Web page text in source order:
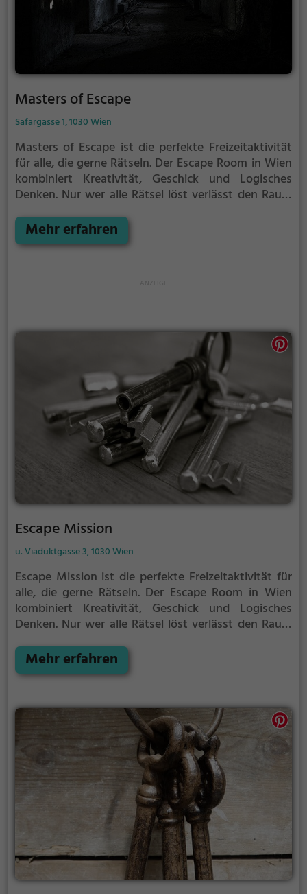
Masters of Escape
Safargasse 1, 1030 Wien
Masters of Escape ist die perfekte Freizeitaktivität
für alle, die gerne Rätseln. Der Escape Room in Wien
kombiniert Kreativität, Geschick und Logisches
Denken. Nur wer alle Rätsel löst verlässt den Raum
gewinnen. Im Escape Room ist für Einzelkämpfer
kein Platz. Nur wer als Gruppe zusammenarbeitet
Mehr erfahren
Escape Mission
u. Viaduktgasse 3, 1030 Wien
Escape Mission ist die perfekte Freizeitaktivität für
alle, die gerne Rätseln. Der Escape Room in Wien
kombiniert Kreativität, Geschick und Logisches
Denken. Nur wer alle Rätsel löst verlässt den Raum
gewinnen. Im Escape Room ist für Einzelkämpfer
kein Platz. Nur wer als Gruppe zusammenarbeitet
lösen.
Mehr erfahren